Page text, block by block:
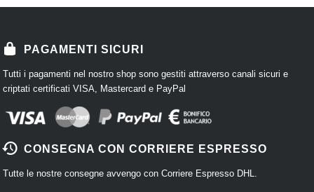
PAGAMENTI SICURI
Tutti i pagamenti nel nostro shop sono gestiti attraverso canali sicuri e
criptati certificati VISA, Mastercard e PayPal
CONSEGNA CON CORRIERE ESPRESSO
Tutte le nostre consegne avvengo con Corriere Espresso DHL.